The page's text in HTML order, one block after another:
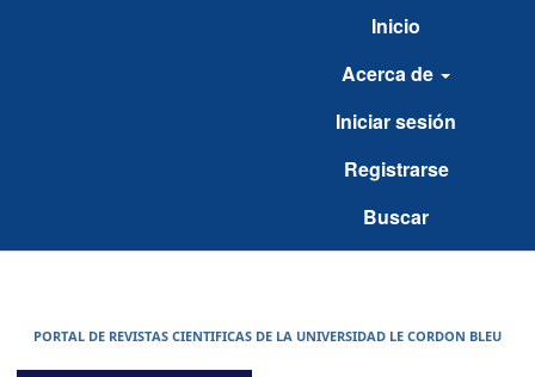
Inicio
Acerca de
Iniciar sesión
Registrarse
Buscar
PORTAL DE REVISTAS CIENTIFICAS DE LA UNIVERSIDAD LE CORDON BLEU